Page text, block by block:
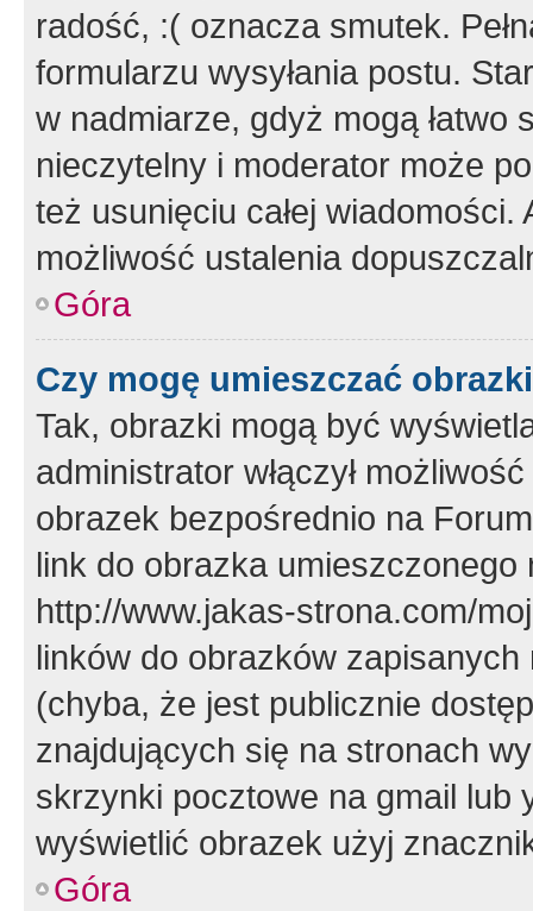
radość, :( oznacza smutek.
formularzu wysyłania postu.
w nadmiarze, gdyż mogą
nieczytelny i moderator może
też usunięciu całej
możliwość ustalenia
Góra
Czy mogę umieszczać
Tak, obrazki mogą być
administrator włączył
obrazek bezpośrednio na
link do obrazka
http://www.jakas-strona.com/
linków do obrazków
(chyba, że jest publicznie
znajdujących się na stronach
skrzynki pocztowe na gmail lub
wyświetlić obrazek użyj
Góra